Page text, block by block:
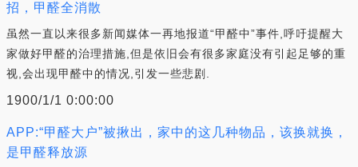
招，甲醛全消散
虽然一直以来很多新闻媒体一再地报道“甲醛中”事件,呼吁提醒大
家做好甲醛的治理措施,但是依旧会有很多家庭没有引起足够的重
视,会出现甲醛中的情况,引发一些悲剧.
1900/1/1 0:00:00
APP:“甲醛大户”被揪出，家中的这几种物品，该换就换，
是甲醛释放源